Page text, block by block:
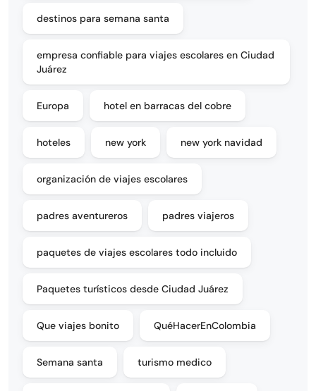
destinos para semana santa
empresa confiable para viajes escolares en Ciudad
Juárez
Europa hotel en barracas del cobre
hoteles new york new york navidad
organización de viajes escolares
padres aventureros padres viajeros
paquetes de viajes escolares todo incluido
Paquetes turísticos desde Ciudad Juárez
Que viajes bonito QuéHacerEnColombia
Semana santa turismo medico